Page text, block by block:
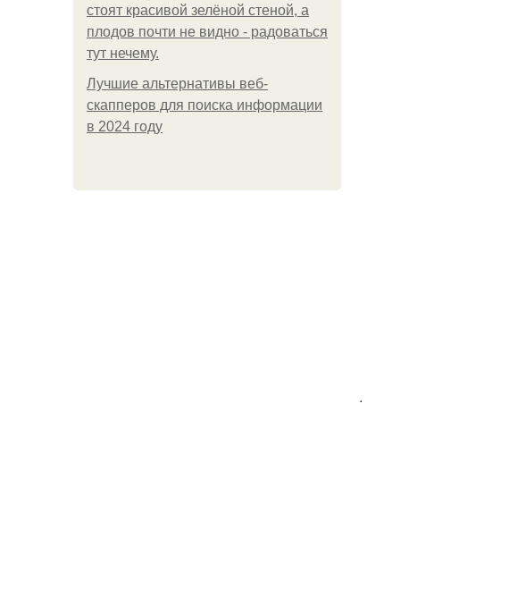
стоят красивой зелёной стеной, а
плодов почти не видно - радоваться
тут нечему.
Лучшие альтернативы веб-
скапперов для поиска информации
в 2024 году
.